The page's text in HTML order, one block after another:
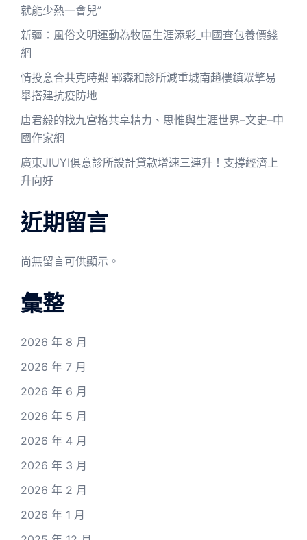
就能少熱一會兒”
新疆：風俗文明運動為牧區生涯添彩_中國查包養價錢
網
情投意合共克時艱 鄆森和診所減重城南趙樓鎮眾擎易
舉搭建抗疫防地
唐君毅的找九宮格共享精力、思惟與生涯世界–文史–中
國作家網
廣東JIUYI俱意診所設計貸款增速三連升！支撐經濟上
升向好
近期留言
尚無留言可供顯示。
彙整
2026 年 8 月
2026 年 7 月
2026 年 6 月
2026 年 5 月
2026 年 4 月
2026 年 3 月
2026 年 2 月
2026 年 1 月